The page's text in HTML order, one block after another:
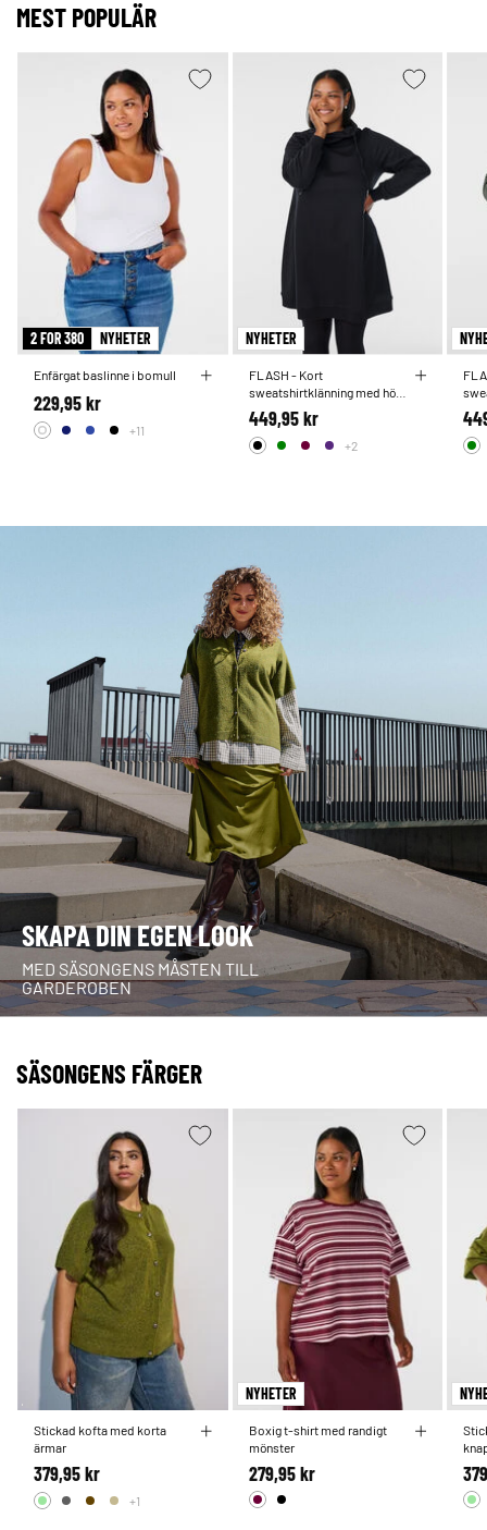
MEST POPULÄR
2 FOR 380 NYHETER
Enfärgat baslinne i bomull
229,95 kr
+11
NYHETER
FLASH - Kort
sweatshirtklänning med hög
krage och fickor
449,95 kr
+2
SKAPA DIN EGEN LOOK
MED SÄSONGENS MÅSTEN TILL
GARDEROBEN
SÄSONGENS FÄRGER
Stickad kofta med korta
ärmar
379,95 kr
+1
NYHETER
Boxig t-shirt med randigt
mönster
279,95 kr